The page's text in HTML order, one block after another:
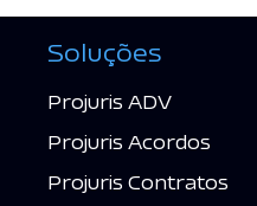
Soluções
Projuris ADV
Projuris Acordos
Projuris Contratos